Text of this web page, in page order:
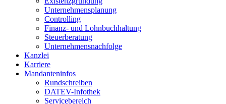
Unternehmensplanung
Controlling
Finanz- und Lohnbuchhaltung
Steuerberatung
Unternehmensnachfolge
Kanzlei
Karriere
Mandanteninfos
Rundschreiben
DATEV-Infothek
Servicebereich